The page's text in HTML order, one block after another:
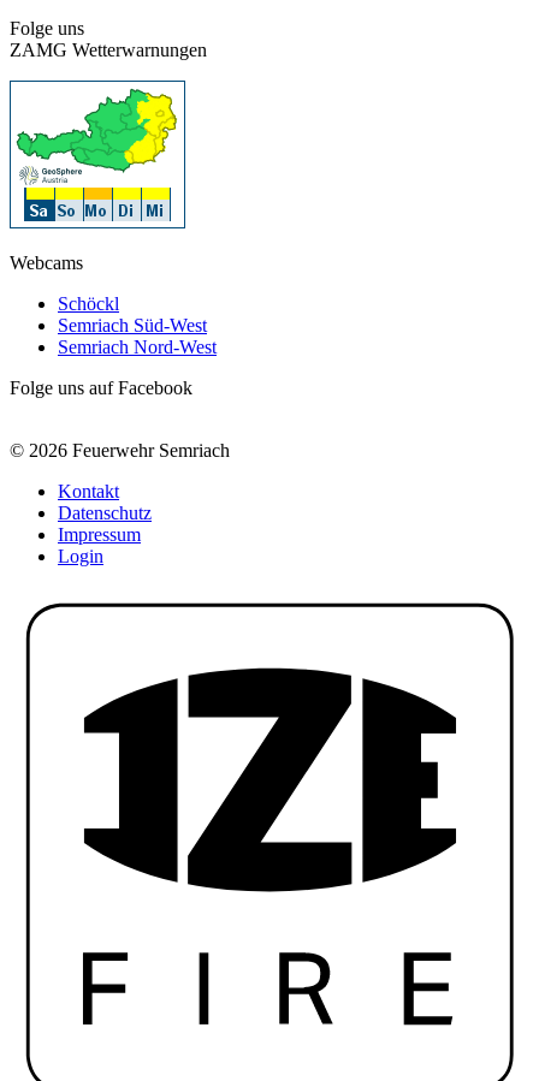
Folge uns
ZAMG Wetterwarnungen
Webcams
Schöckl
Semriach Süd-West
Semriach Nord-West
Folge uns auf Facebook
© 2026 Feuerwehr Semriach
Kontakt
Datenschutz
Impressum
Login